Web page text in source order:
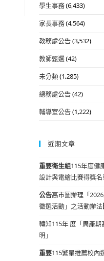
學生事務(6,433)
家長事務(4,564)
教務處公告(3,532)
教師甄選(42)
未分類(1,285)
總務處公告(42)
輔導室公告(1,222)
近期文章
重要衛生組115年度健
設計與電繪比賽得獎名
公告高市圖辦理「
徵選活動」之活動辦法
轉知115年 度「周產
明」
重要115繁星推薦校內